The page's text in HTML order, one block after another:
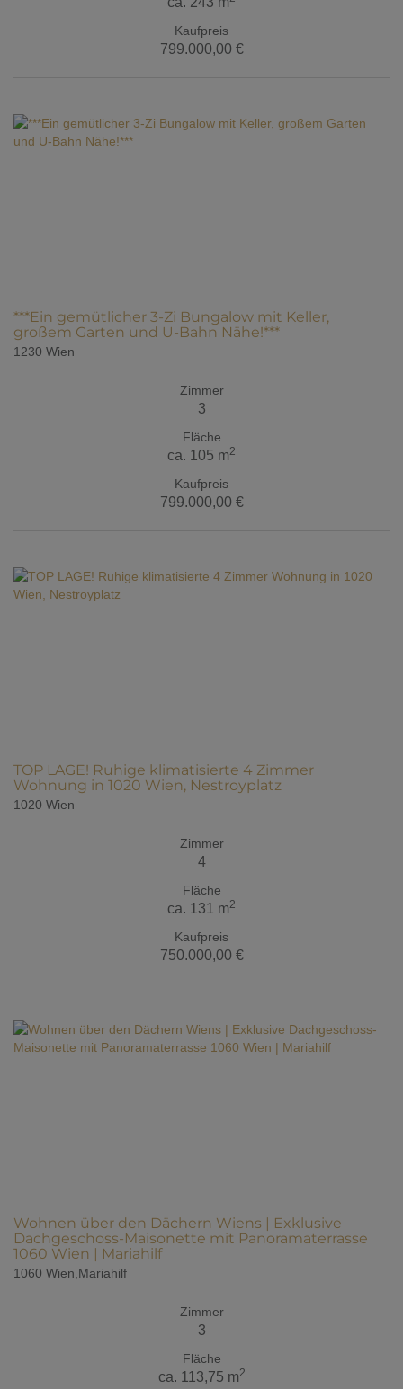
Kaufpreis
799.000,00 €
***Ein gemütlicher 3-Zi Bungalow mit Keller,
großem Garten und U-Bahn Nähe!***
1230 Wien
Zimmer
3
Fläche
ca. 105 m2
Kaufpreis
799.000,00 €
TOP LAGE! Ruhige klimatisierte 4 Zimmer
Wohnung in 1020 Wien, Nestroyplatz
1020 Wien
Zimmer
4
Fläche
ca. 131 m2
Kaufpreis
750.000,00 €
Wohnen über den Dächern Wiens | Exklusive
Dachgeschoss-Maisonette mit Panoramaterrasse
1060 Wien | Mariahilf
1060 Wien,Mariahilf
Zimmer
3
Fläche
ca. 113,75 m2